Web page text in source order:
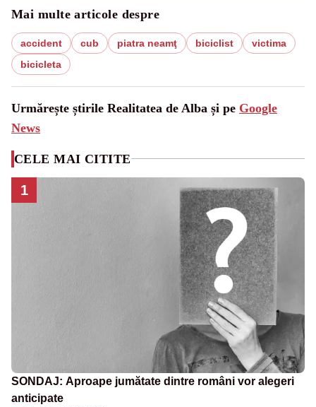
Mai multe articole despre
accident cub piatra neamţ biciclist
victima
bicicleta
Urmărește știrile Realitatea de Alba și pe Google
News
CELE MAI CITITE
1
SONDAJ: Aproape jumătate dintre români vor alegeri
anticipate